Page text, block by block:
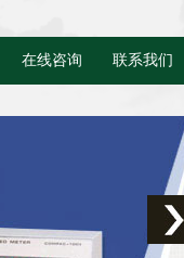
在线咨询 联系我们